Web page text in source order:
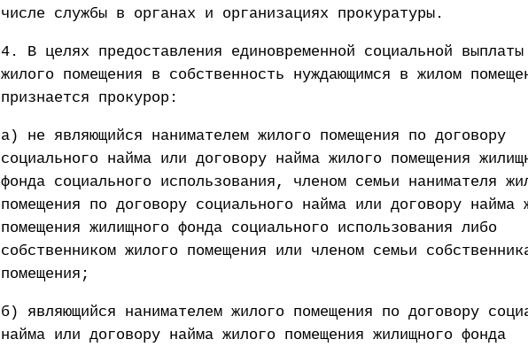
числе службы в органах и организациях прокуратуры.
4. В целях предоставления единовременной социальной
жилого помещения в собственность нуждающимся в жилом
признается прокурор:
а) не являющийся нанимателем жилого помещения по договору
социального найма или договору найма жилого помещения
фонда социального использования, членом семьи нанимателя
помещения по договору социального найма или договору найма
помещения жилищного фонда социального использования либо
собственником жилого помещения или членом семьи
помещения;
б) являющийся нанимателем жилого помещения по договору
найма или договору найма жилого помещения жилищного фонда